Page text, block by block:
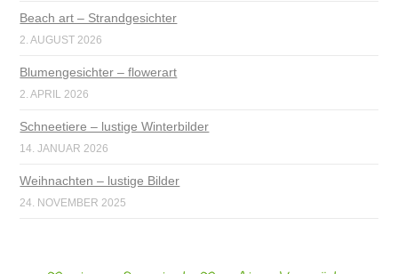
Beach art – Strandgesichter
2. AUGUST 2026
Blumengesichter – flowerart
2. APRIL 2026
Schneetiere – lustige Winterbilder
14. JANUAR 2026
Weihnachten – lustige Bilder
24. NOVEMBER 2025